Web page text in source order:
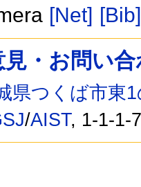
[Net] [Bib]
見・お問い
県つくば市東
/AIST, 1-1-1-